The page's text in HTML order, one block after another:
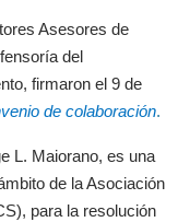
Asesores de
del
firmaron el 9 de
de colaboración.
L. Maiorano, es una
de la Asociación
para la resolución